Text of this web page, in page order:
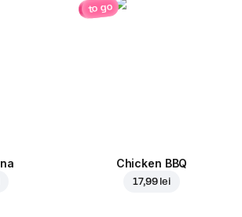
to go
Chicken BBQ
17,99 lei